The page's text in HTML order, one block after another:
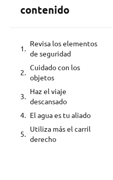
contenido
Revisa los elementos
de seguridad
Cuidado con los
objetos
Haz el viaje
descansado
El agua es tu aliado
Utiliza más el carril
derecho